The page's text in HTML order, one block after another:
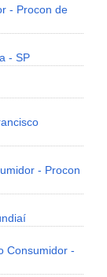
- Procon de
- SP
- Procon
Consumidor -